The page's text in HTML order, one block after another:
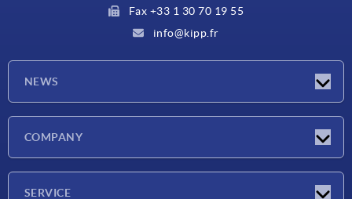
Fax +33 1 30 70 19 55
info@kipp.fr
NEWS
COMPANY
SERVICE